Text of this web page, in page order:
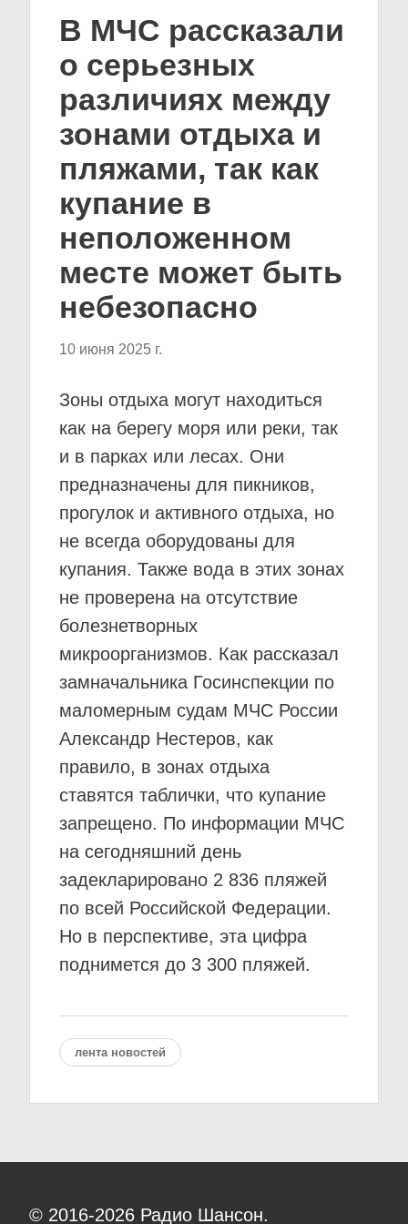
В МЧС рассказали
о серьезных
различиях между
зонами отдыха и
пляжами, так как
купание в
неположенном
месте может быть
небезопасно
10 июня 2025 г.
Зоны отдыха могут находиться
как на берегу моря или реки, так
и в парках или лесах. Они
предназначены для пикников,
прогулок и активного отдыха, но
не всегда оборудованы для
купания. Также вода в этих зонах
не проверена на отсутствие
болезнетворных
микроорганизмов. Как рассказал
замначальника Госинспекции по
маломерным судам МЧС России
Александр Нестеров, как
правило, в зонах отдыха
ставятся таблички, что купание
запрещено. По информации МЧС
на сегодняшний день
задекларировано 2 836 пляжей
по всей Российской Федерации.
Но в перспективе, эта цифра
поднимется до 3 300 пляжей.
лента новостей
© 2016-2026 Радио Шансон.